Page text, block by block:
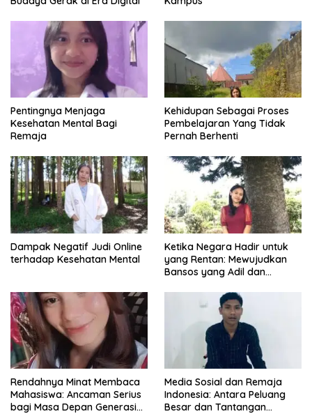
Pentingnya Menjaga
Kesehatan Mental Bagi
Remaja
Kehidupan Sebagai Proses
Pembelajaran Yang Tidak
Pernah Berhenti
Dampak Negatif Judi Online
terhadap Kesehatan Mental
Ketika Negara Hadir untuk
yang Rentan: Mewujudkan
Bansos yang Adil dan
Rendahnya Minat Membaca
Mahasiswa: Ancaman Serius
bagi Masa Depan Generasi
Media Sosial dan Remaja
Indonesia: Antara Peluang
Besar dan Tantangan